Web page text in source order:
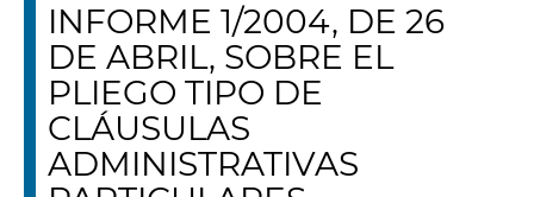
INFORME 1/2004, DE 26
DE ABRIL, SOBRE EL
PLIEGO TIPO DE
CLÁUSULAS
ADMINISTRATIVAS